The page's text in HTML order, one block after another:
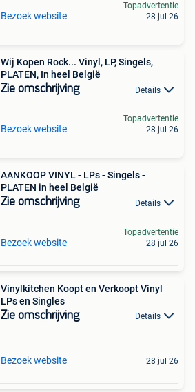
Bezoek website
Topadvertentie
28 jul 26
Wij Kopen Rock... Vinyl, LP, Singels,
PLATEN, In heel België
Zie omschrijving Details
Bezoek website
Topadvertentie
28 jul 26
AANKOOP VINYL - LPs - Singels -
PLATEN in heel België
Zie omschrijving Details
Bezoek website
Topadvertentie
28 jul 26
Vinylkitchen Koopt en Verkoopt Vinyl
LPs en Singles
Zie omschrijving Details
Bezoek website 28 jul 26